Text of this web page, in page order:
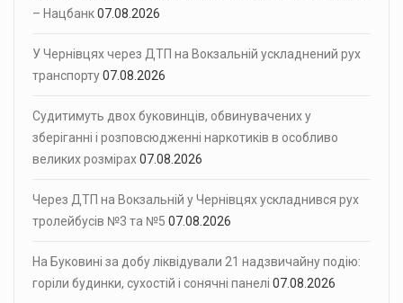
– Нацбанк07.08.2026
У Чернівцях через ДТП на Вокзальній ускладнений рух
транспорту07.08.2026
Судитимуть двох буковинців, обвинувачених у
зберіганні і розповсюдженні наркотиків в особливо
великих розмірах07.08.2026
Через ДТП на Вокзальній у Чернівцях ускладнився рух
тролейбусів №3 та №5 07.08.2026
На Буковині за добу ліквідували 21 надзвичайну подію:
горіли будинки, сухостій і сонячні панелі 07.08.2026